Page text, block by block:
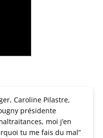
Caroline Pilastre,
présidente
moi j’en
tu me fais du mal”